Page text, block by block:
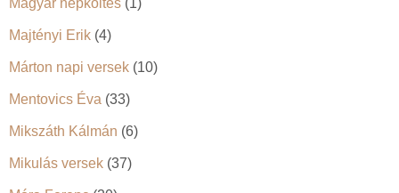
Majtényi Erik (4)
Márton napi versek (10)
Mentovics Éva (33)
Mikszáth Kálmán (6)
Mikulás versek (37)